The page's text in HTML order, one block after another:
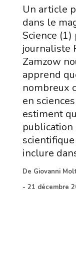
Un article
dans le
Science (1)
journaliste
Zamzow
apprend
nombreux
en
estiment
publication
inclure
De Giovanni
- 21 décembre